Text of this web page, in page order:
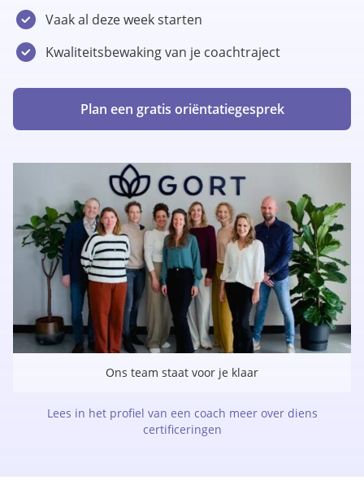
Vaak al deze week starten
Kwaliteitsbewaking van je coachtraject
Plan een gratis oriëntatiegesprek
Ons team staat voor je klaar
Lees in het profiel van een coach meer over diens
certificeringen